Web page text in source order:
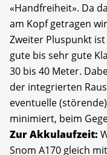
«Handfreiheit». Da
am Kopf getragen
Zweiter Pluspunkt
gute bis sehr gute
30 bis 40 Meter.
der integrierten
eventuelle
minimiert, beim
Zur Akkulaufzeit:
Snom A170 gleich